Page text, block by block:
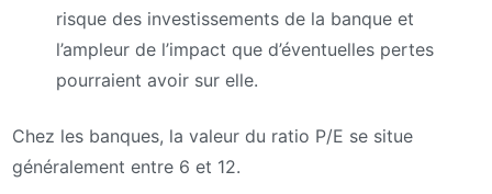
risque des investissements de la banque et
l’ampleur de l’impact que d’éventuelles pertes
pourraient avoir sur elle.
Chez les banques, la valeur du ratio P/E se situe
généralement entre 6 et 12.